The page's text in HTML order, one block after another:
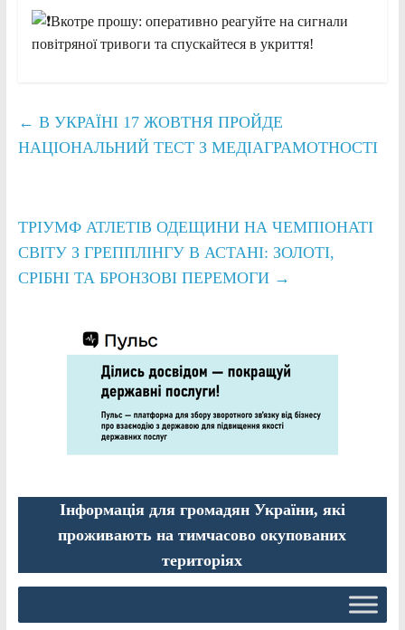
Вкотре прошу: оперативно реагуйте на сигнали
повітряної тривоги та спускайтеся в укриття!
← В УКРАЇНІ 17 ЖОВТНЯ ПРОЙДЕ
НАЦІОНАЛЬНИЙ ТЕСТ З МЕДІАГРАМОТНОСТІ
ТРІУМФ АТЛЕТІВ ОДЕЩИНИ НА ЧЕМПІОНАТІ
СВІТУ З ГРЕППЛІНГУ В АСТАНІ: ЗОЛОТІ,
СРІБНІ ТА БРОНЗОВІ ПЕРЕМОГИ →
Інформація для громадян України, які
проживають на тимчасово окупованих
територіях